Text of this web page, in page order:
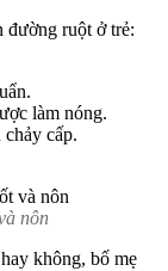
đường ruột ở trẻ:
làm nóng.
cấp.
nôn
không, bố mẹ